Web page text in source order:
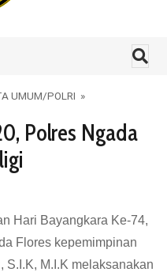
UMUM/POLRI »
Polres Ngada
Hari Bayangkara Ke-74,
Flores kepemimpinan
S.I.K, M.I.K melaksanakan